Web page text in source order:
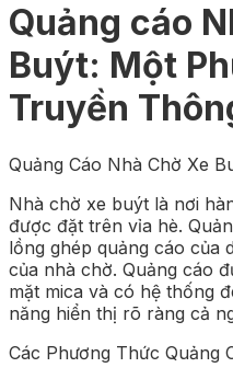
Quảng cáo
Buýt: Một
Truyền
Quảng Cáo Nhà Chờ Xe
Nhà chờ xe buýt là nơi
được đặt trên vỉa hè.
lồng ghép quảng cáo của
của nhà chờ. Quảng cáo
mặt mica và có hệ thống
năng hiển thị rõ ràng cả
Các Phương Thức Quảng